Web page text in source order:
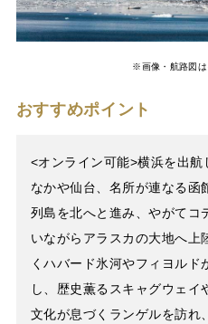
※画像・航路図は
おすすめポイント
<オンライン可能>横浜を出
なかや仙台、名所が連なる函
列島を北へと進み、やがてコ
いながらアラスカの大地へ上
くハバード氷河やフィヨル
し、歴史薫るスキャグウェ
文化が息づくランゲルを訪れ